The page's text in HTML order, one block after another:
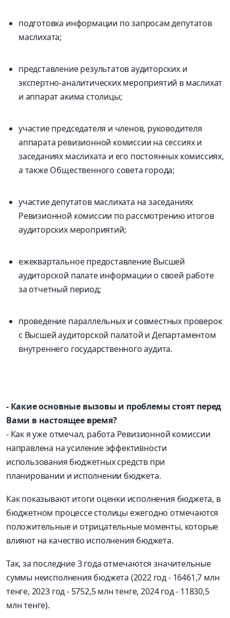
подготовка информации по запросам депутатов
маслихата;
представление результатов аудиторских и
экспертно-аналитических мероприятий в маслихат
и аппарат акима столицы;
участие председателя и членов, руководителя
аппарата ревизионной комиссии на сессиях и
заседаниях маслихата и его постоянных комиссиях,
а также Общественного совета города;
участие депутатов маслихата на заседаниях
Ревизионной комиссии по рассмотрению итогов
аудиторских мероприятий;
ежеквартальное предоставление Высшей
аудиторской палате информации о своей работе
за отчетный период;
проведение параллельных и совместных проверок
с Высшей аудиторской палатой и Департаментом
внутреннего государственного аудита.
- Какие основные вызовы и проблемы стоят перед
Вами в настоящее время?
- Как я уже отмечал, работа Ревизионной комиссии
направлена на усиление эффективности
использования бюджетных средств при
планировании и исполнении бюджета.
Как показывают итоги оценки исполнения бюджета, в
бюджетном процессе столицы ежегодно отмечаются
положительные и отрицательные моменты, которые
влияют на качество исполнения бюджета.
Так, за последние 3 года отмечаются значительные
суммы неисполнения бюджета (2022 год - 16461,7 млн
тенге, 2023 год - 5752,5 млн тенге, 2024 год - 11830,5
млн тенге).